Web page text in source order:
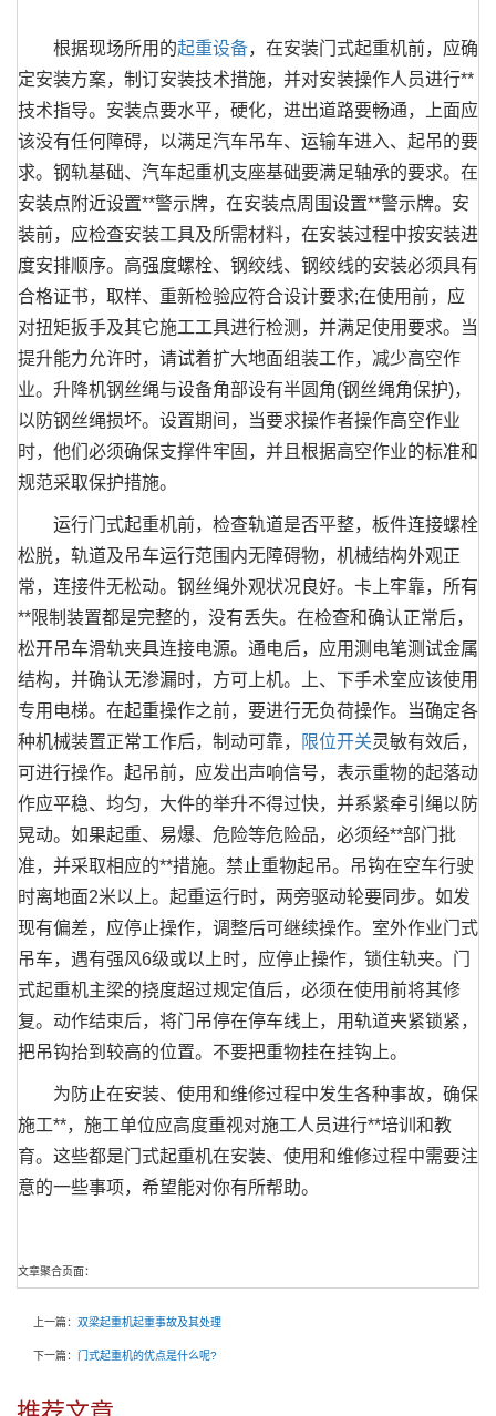
根据现场所用的起重设备，在安装门式起重机前，应确
定安装方案，制订安装技术措施，并对安装操作人员进行**
技术指导。安装点要水平，硬化，进出道路要畅通，上面应
该没有任何障碍，以满足汽车吊车、运输车进入、起吊的要
求。钢轨基础、汽车起重机支座基础要满足轴承的要求。在
安装点附近设置**警示牌，在安装点周围设置**警示牌。安
装前，应检查安装工具及所需材料，在安装过程中按安装进
度安排顺序。高强度螺栓、钢绞线、钢绞线的安装必须具有
合格证书，取样、重新检验应符合设计要求;在使用前，应
对扭矩扳手及其它施工工具进行检测，并满足使用要求。当
提升能力允许时，请试着扩大地面组装工作，减少高空作
业。升降机钢丝绳与设备角部设有半圆角(钢丝绳角保护)，
以防钢丝绳损坏。设置期间，当要求操作者操作高空作业
时，他们必须确保支撑件牢固，并且根据高空作业的标准和
规范采取保护措施。
运行门式起重机前，检查轨道是否平整，板件连接螺栓
松脱，轨道及吊车运行范围内无障碍物，机械结构外观正
常，连接件无松动。钢丝绳外观状况良好。卡上牢靠，所有
**限制装置都是完整的，没有丢失。在检查和确认正常后，
松开吊车滑轨夹具连接电源。通电后，应用测电笔测试金属
结构，并确认无渗漏时，方可上机。上、下手术室应该使用
专用电梯。在起重操作之前，要进行无负荷操作。当确定各
种机械装置正常工作后，制动可靠，
限位开关灵敏有效后，
可进行操作。起吊前，应发出声响信号，表示重物的起落动
作应平稳、均匀，大件的举升不得过快，并系紧牵引绳以防
晃动。如果起重、易爆、危险等危险品，必须经**部门批
准，并采取相应的**措施。禁止重物起吊。吊钩在空车行驶
时离地面2米以上。起重运行时，两旁驱动轮要同步。如发
现有偏差，应停止操作，调整后可继续操作。室外作业门式
吊车，遇有强风6级或以上时，应停止操作，锁住轨夹。门
式起重机主梁的挠度超过规定值后，必须在使用前将其修
复。动作结束后，将门吊停在停车线上，用轨道夹紧锁紧，
把吊钩抬到较高的位置。不要把重物挂在挂钩上。
为防止在安装、使用和维修过程中发生各种事故，确保
施工**，施工单位应高度重视对施工人员进行**培训和教
育。这些都是门式起重机在安装、使用和维修过程中需要注
意的一些事项，希望能对你有所帮助。
文章聚合页面：
上一篇： 双梁起重机起重事故及其处理
下一篇： 门式起重机的优点是什么呢?